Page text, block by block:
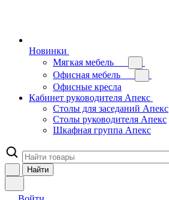
Новинки
Мягкая мебель
Офисная мебель
Офисные кресла
Кабинет руководителя Апекс
Столы для заседаний Апекс
Столы руководителя Апекс
Шкафная группа Апекс
Найти